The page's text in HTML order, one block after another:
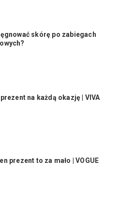
skórę po zabiegach
prezent na każdą okazję | VIVA
prezent to za mało | VOGUE